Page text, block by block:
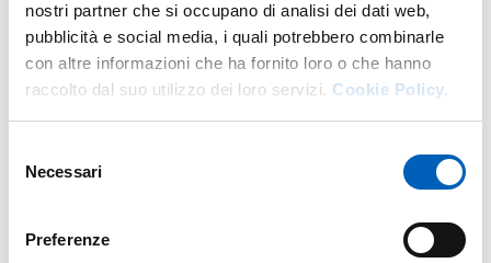
nostri partner che si occupano di analisi dei dati web,
pubblicità e social media, i quali potrebbero combinarle
con altre informazioni che ha fornito loro o che hanno
raccolto dal suo utilizzo dei loro servizi. Cookie Policy.
delNecessari
Preferenze
3° anno - martedì 22 settembre, ore 12:30, Aula D
(plesso Matematica)
Laurea Magistrale in Matematica
:
1° e 2° anno - lunedì 28 settembre ore 8:30, Sala
1° anno - lunedì 21 settembre, ore 08:30, aula H (plesso
2° anno - lunedì 21 settembre, ore 15:30, Aula H (plesso